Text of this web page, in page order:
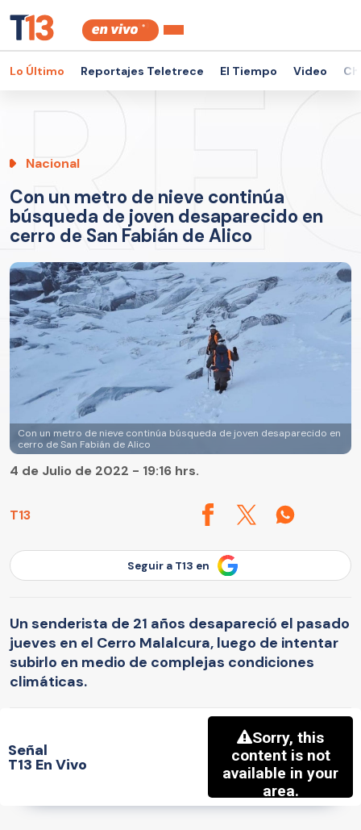
Lo Último Reportajes Teletrece El Tiempo Video
Nacional
Con un metro de nieve continúa
búsqueda de joven desaparecido en
cerro de San Fabián de Alico
Con un metro de nieve continúa búsqueda de joven desaparecido en
cerro de San Fabián de Alico
T13
4 de Julio de 2022 - 19:16 hrs.
Seguir a T13 en
Un senderista de 21 años desapareció el pasado
jueves en el Cerro Malalcura, luego de intentar
subirlo en medio de complejas condiciones
climáticas.
Señal
T13 En Vivo